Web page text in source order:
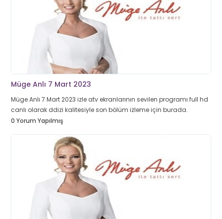
Müge Anlı 7 Mart 2023
Müge Anlı 7 Mart 2023 izle atv ekranlarının sevilen programı full hd
canlı olarak ddizi kalitesiyle son bölüm izleme için burada.
0 Yorum Yapılmış